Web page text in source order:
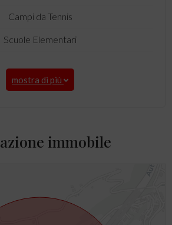
Campi da Tennis
Scuole Elementari
mostra di più
immobile